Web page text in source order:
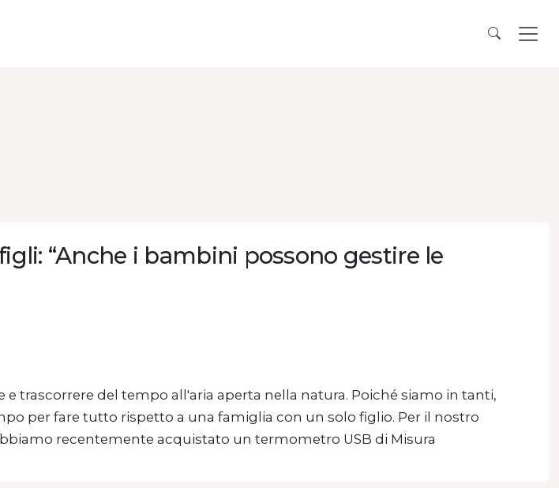
“Anche i bambini possono gestire le
e trascorrere del tempo all'aria aperta nella natura. Poiché siamo in tanti,
per fare tutto rispetto a una famiglia con un solo figlio. Per il nostro
recentemente acquistato un termometro USB di Misura